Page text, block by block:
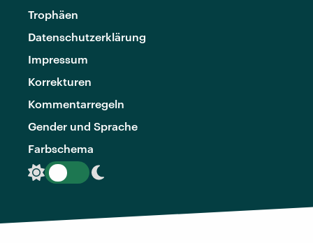
Trophäen
Datenschutzerklärung
Impressum
Korrekturen
Kommentarregeln
Gender und Sprache
Farbschema